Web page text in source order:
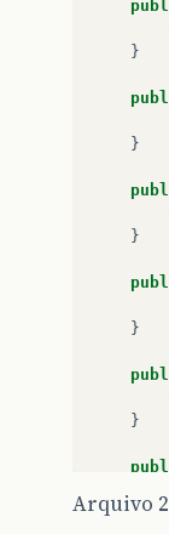
}
}
}
}
}
}
Arquivo